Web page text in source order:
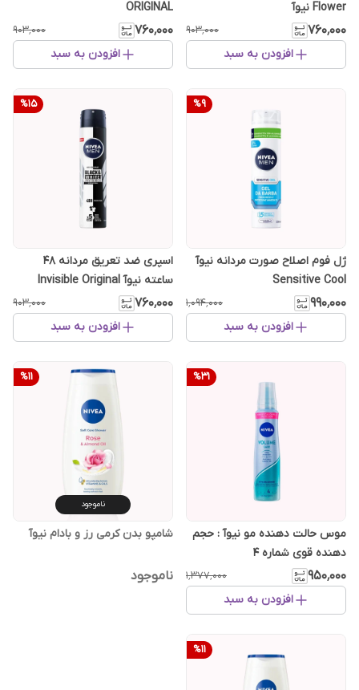
Flower نیوآ
۷۶۰٬۰۰۰ ۹۰۳٬۰۰۰
افزودن به سبد
ORIGINAL
۷۶۰٬۰۰۰ ۹۰۳٬۰۰۰
افزودن به سبد
%9
ژل فوم اصلاح صورت مردانه نیوآ
Sensitive Cool
۹۹۰٬۰۰۰ ۱٬۰۹۴٬۰۰۰
افزودن به سبد
%15
اسپری ضد تعریق مردانه 48
ساعته نیوآ Invisible Original
۷۶۰٬۰۰۰ ۹۰۳٬۰۰۰
افزودن به سبد
%31
موس حالت دهنده مو نیوآ : حجم
دهنده قوی شماره ۴
۹۵۰٬۰۰۰ ۱٬۳۷۷٬۰۰۰
افزودن به سبد
%11
ناموجود
شامپو بدن کرمی رز و بادام نیوآ
ناموجود
%11